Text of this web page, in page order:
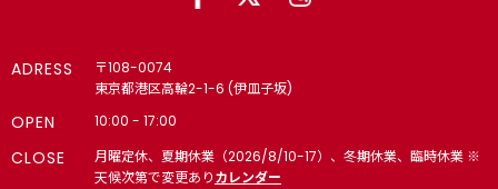
ADRESS
〒108-0074
東京都港区高輪2-1-6 (伊皿子坂)
OPEN 10:00 - 17:00
CLOSE
月曜定休、夏期休業（2026/8/10-17）、冬期休業、臨時休業 ※
天候次第で変更ありカレンダー